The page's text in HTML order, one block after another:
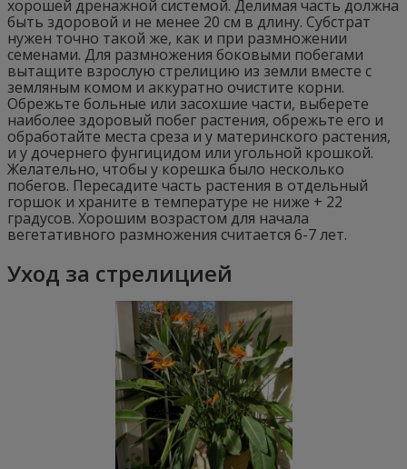
хорошей дренажной системой. Делимая часть должна
быть здоровой и не менее 20 см в длину. Субстрат
нужен точно такой же, как и при размножении
семенами. Для размножения боковыми побегами
вытащите взрослую стрелицию из земли вместе с
земляным комом и аккуратно очистите корни.
Обрежьте больные или засохшие части, выберете
наиболее здоровый побег растения, обрежьте его и
обработайте места среза и у материнского растения,
и у дочернего фунгицидом или угольной крошкой.
Желательно, чтобы у корешка было несколько
побегов. Пересадите часть растения в отдельный
горшок и храните в температуре не ниже + 22
градусов. Хорошим возрастом для начала
вегетативного размножения считается 6-7 лет.
Уход за стрелицией